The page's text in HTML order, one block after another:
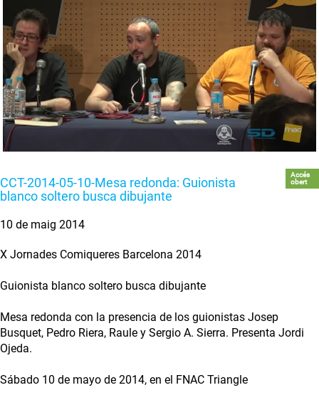
CCT-2014-05-10-Mesa redonda: Guionista
blanco soltero busca dibujante
Accés
obert
10 de maig 2014
X Jornades Comiqueres Barcelona 2014
Guionista blanco soltero busca dibujante
Mesa redonda con la presencia de los guionistas Josep
Busquet, Pedro Riera, Raule y Sergio A. Sierra. Presenta Jordi
Ojeda.
Sábado 10 de mayo de 2014, en el FNAC Triangle